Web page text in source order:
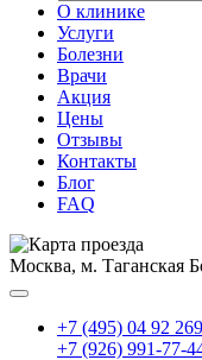
О клинике
Услуги
Болезни
Врачи
Акция
Цены
Отзывы
Контакты
Блог
FAQ
Москва, м. Таганская
+7 (495) 04 92 269
+7 (926) 991-77-